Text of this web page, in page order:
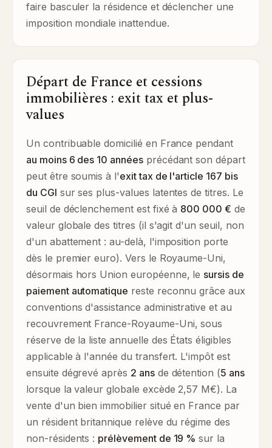
faire basculer la résidence et déclencher une
imposition mondiale inattendue.
Départ de France et cessions
immobilières : exit tax et plus-
values
Un contribuable domicilié en France pendant
au moins 6 des 10 annéesprécédant son départ
peut être soumis à l'exit tax de l'article 167 bis
du CGI sur ses plus-values latentes de titres. Le
seuil de déclenchement est fixé à 800 000 € de
valeur globale des titres (il s'agit d'un seuil, non
d'un abattement : au-delà, l'imposition porte
dès le premier euro). Vers le Royaume-Uni,
désormais hors Union européenne, le sursis de
paiement automatique reste reconnu grâce aux
conventions d'assistance administrative et au
recouvrement France-Royaume-Uni, sous
réserve de la liste annuelle des États éligibles
applicable à l'année du transfert. L'impôt est
ensuite dégrevé après 2 ansde détention (5 ans
lorsque la valeur globale excède 2,57 M€). La
vente d'un bien immobilier situé en France par
un résident britannique relève du régime des
non-résidents : prélèvement de 19 % sur la